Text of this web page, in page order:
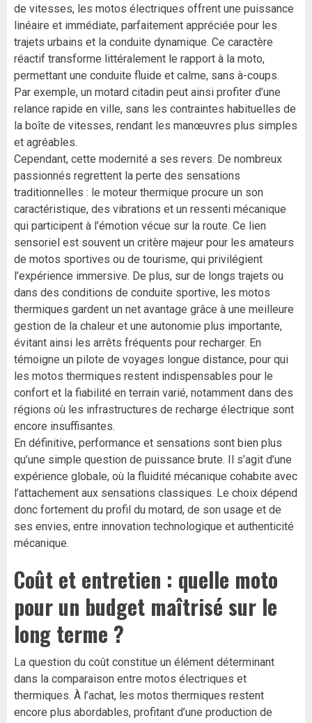
de vitesses, les motos électriques offrent une puissance
linéaire et immédiate, parfaitement appréciée pour les
trajets urbains et la conduite dynamique. Ce caractère
réactif transforme littéralement le rapport à la moto,
permettant une conduite fluide et calme, sans à-coups.
Par exemple, un motard citadin peut ainsi profiter d’une
relance rapide en ville, sans les contraintes habituelles de
la boîte de vitesses, rendant les manœuvres plus simples
et agréables.
Cependant, cette modernité a ses revers. De nombreux
passionnés regrettent la perte des sensations
traditionnelles : le moteur thermique procure un son
caractéristique, des vibrations et un ressenti mécanique
qui participent à l’émotion vécue sur la route. Ce lien
sensoriel est souvent un critère majeur pour les amateurs
de motos sportives ou de tourisme, qui privilégient
l’expérience immersive. De plus, sur de longs trajets ou
dans des conditions de conduite sportive, les motos
thermiques gardent un net avantage grâce à une meilleure
gestion de la chaleur et une autonomie plus importante,
évitant ainsi les arrêts fréquents pour recharger. En
témoigne un pilote de voyages longue distance, pour qui
les motos thermiques restent indispensables pour le
confort et la fiabilité en terrain varié, notamment dans des
régions où les infrastructures de recharge électrique sont
encore insuffisantes.
En définitive, performance et sensations sont bien plus
qu’une simple question de puissance brute. Il s’agit d’une
expérience globale, où la fluidité mécanique cohabite avec
l’attachement aux sensations classiques. Le choix dépend
donc fortement du profil du motard, de son usage et de
ses envies, entre innovation technologique et authenticité
mécanique.
Coût et entretien : quelle moto
pour un budget maîtrisé sur le
long terme ?
La question du coût constitue un élément déterminant
dans la comparaison entre motos électriques et
thermiques. À l’achat, les motos thermiques restent
encore plus abordables, profitant d’une production de